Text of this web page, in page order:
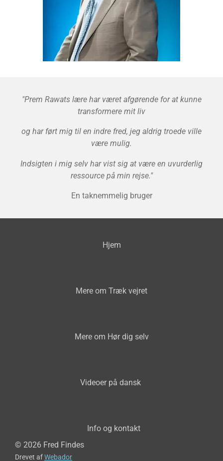
"Prem Rawats lære har været afgørende for at kunne
transformere mit liv
og har ført mig til en indre fred, jeg aldrig troede ville
være mulig.
Indsigten i mig selv har vist sig at være en uvurderlig
ressource på min rejse."
En taknemmelig bruger
Hjem
Mere om Træk vejret
Mere om Hør dig selv
Videoer på dansk
Info og kontakt
© 2026 Fred Findes
Drevet afWebador